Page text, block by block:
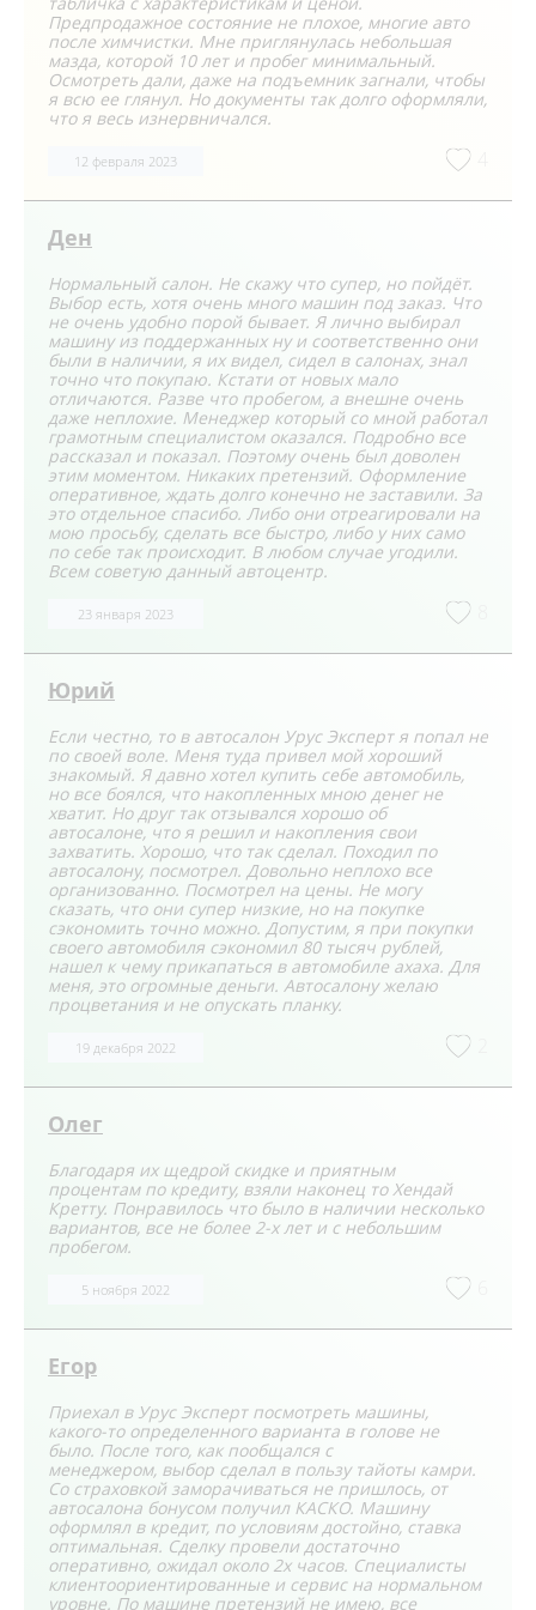
Предпродажное состояние не плохое, многие авто
после химчистки. Мне приглянулась небольшая
мазда, которой 10 лет и пробег минимальный.
Осмотреть дали, даже на подъемник загнали, чтобы
я всю ее глянул. Но документы так долго оформляли,
что я весь изнервничался.
12 февраля 2023
Ден
Нормальный салон. Не скажу что супер, но пойдёт.
Выбор есть, хотя очень много машин под заказ. Что
не очень удобно порой бывает. Я лично выбирал
машину из поддержанных ну и соответственно они
были в наличии, я их видел, сидел в салонах, знал
точно что покупаю. Кстати от новых мало
отличаются. Разве что пробегом, а внешне очень
даже неплохие. Менеджер который со мной работал
грамотным специалистом оказался. Подробно все
рассказал и показал. Поэтому очень был доволен
этим моментом. Никаких претензий. Оформление
оперативное, ждать долго конечно не заставили. За
это отдельное спасибо. Либо они отреагировали на
мою просьбу, сделать все быстро, либо у них само
по себе так происходит. В любом случае угодили.
Всем советую данный автоцентр.
23 января 2023
Юрий
Если честно, то в автосалон Урус Эксперт я попал не
по своей воле. Меня туда привел мой хороший
знакомый. Я давно хотел купить себе автомобиль,
но все боялся, что накопленных мною денег не
хватит. Но друг так отзывался хорошо об
автосалоне, что я решил и накопления свои
захватить. Хорошо, что так сделал. Походил по
автосалону, посмотрел. Довольно неплохо все
организованно. Посмотрел на цены. Не могу
сказать, что они супер низкие, но на покупке
сэкономить точно можно. Допустим, я при покупки
своего автомобиля сэкономил 80 тысяч рублей,
нашел к чему прикапаться в автомобиле ахаха. Для
меня, это огромные деньги. Автосалону желаю
процветания и не опускать планку.
19 декабря 2022
Олег
Благодаря их щедрой скидке и приятным
процентам по кредиту, взяли наконец то Хендай
Кретту. Понравилось что было в наличии несколько
вариантов, все не более 2-х лет и с небольшим
пробегом.
5 ноября 2022
Егор
Приехал в Урус Эксперт посмотреть машины,
какого-то определенного варианта в голове не
было. После того, как пообщался с
менеджером, выбор сделал в пользу тайоты камри.
Со страховкой заморачиваться не пришлось, от
автосалона бонусом получил КАСКО. Машину
оформлял в кредит, по условиям достойно, ставка
оптимальная. Сделку провели достаточно
оперативно, ожидал около 2х часов. Специалисты
клиентоориентированные и сервис на нормальном
уровне. По машине претензий не имею, все